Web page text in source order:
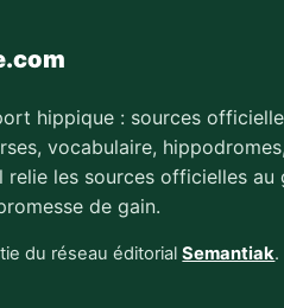
hippique : sources
vocabulaire,
les sources officielles au
de gain.
du réseau éditorialSemantiak.